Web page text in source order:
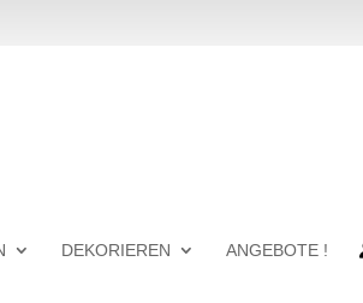
DEKORIEREN ANGEBOTE !